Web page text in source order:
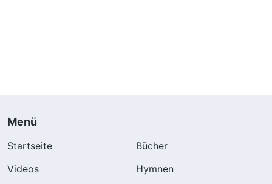
Menü
Startseite
Bücher
Videos
Hymnen